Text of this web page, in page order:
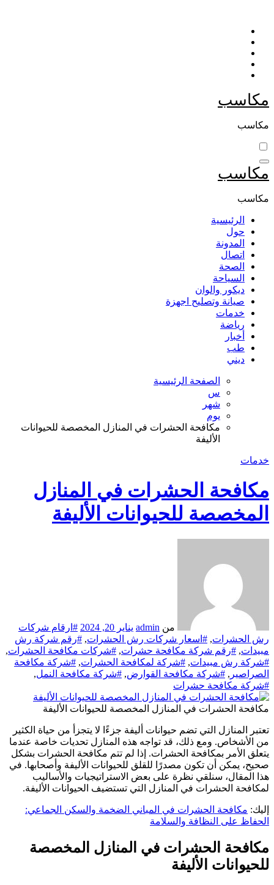
التجاوز
المحتوى
مكاسب
مكاسب
مكاسب
مكاسب
الرئيسية
حول
المدونة
اتصال
الصحة
السياحة
ديكور والوان
صيانة وتصليح اجهزة
خدمات
رياضة
أخبار
طب
ديني
الصفحة الرئيسية
س
شهر
يوم
مكافحة الحشرات في المنازل المخصصة للحيوانات
الأليفة
خدمات
مكافحة الحشرات في المنازل
المخصصة للحيوانات الأليفة
من admin يناير 20, 2024
#ارقام شركات
رش الحشرات, #اسعار شركات رش الحشرات, #رقم شركة رش
مبيدات, #رقم شركة مكافحة حشرات, #شركات مكافحة الحشرات,
#شركة رش مبيدات, #شركة لمكافحة الحشرات, #شركة مكافحة
الصراصير , #شركة مكافحة القوارض, #شركة مكافحة النمل,
#شركة مكافحة حشرات
مكافحة الحشرات في المنازل المخصصة للحيوانات الأليفة
تعتبر المنازل التي تضم حيوانات أليفة جزءًا لا يتجزأ من حياة الكثير
من الأشخاص. ومع ذلك، قد تواجه هذه المنازل تحديات خاصة عندما
يتعلق الأمر بمكافحة الحشرات. إذا لم تتم مكافحة الحشرات بشكل
صحيح، يمكن أن تكون مصدرًا للقلق للحيوانات الأليفة وأصحابها. في
هذا المقال، سنلقي نظرة على بعض الاستراتيجيات والأساليب
لمكافحة الحشرات في المنازل التي تستضيف الحيوانات الأليفة.
إليك: مكافحة الحشرات في المباني الضخمة والسكن الجماعي:
الحفاظ على النظافة والسلامة
مكافحة الحشرات في المنازل المخصصة
للحيوانات الأليفة